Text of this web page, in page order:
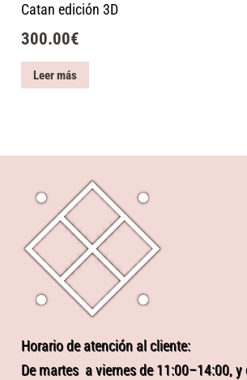
Catan edición 3D
300.00€
Leer más
Horario de atención al cliente:
De martes a viernes de 11:00–14:00,